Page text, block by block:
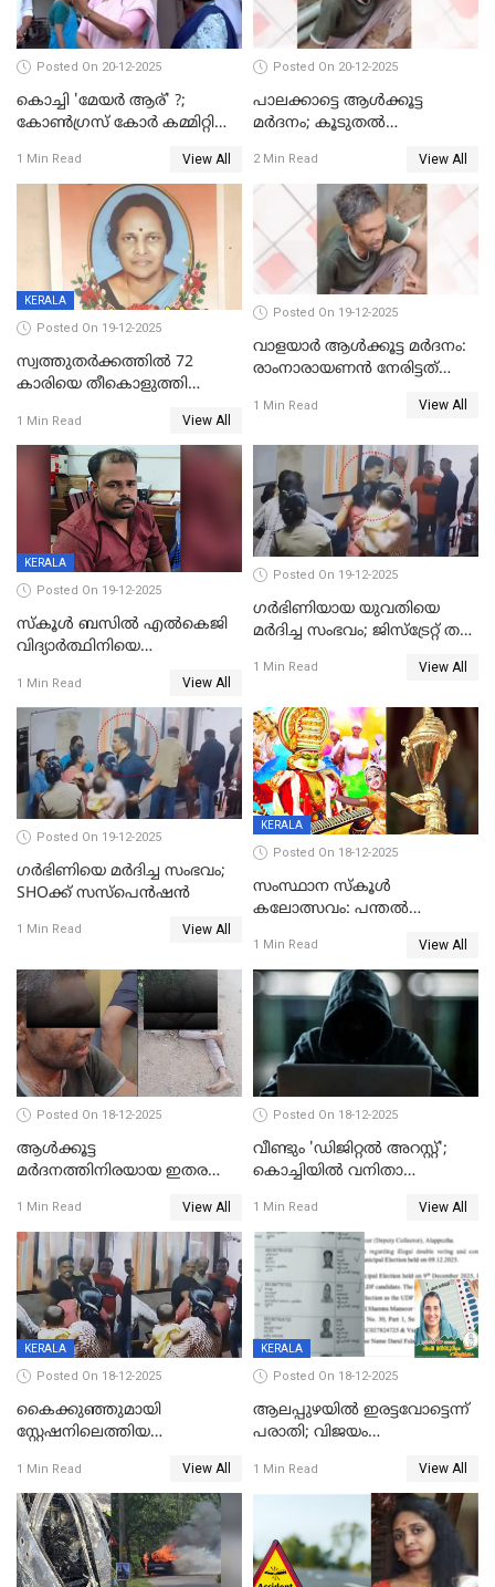
Posted On 20-12-2025
കൊച്ചി 'മേയർ ആര്' ?;
കോണ്‍ഗ്രസ് കോര്‍ കമ്മിറ്റി
1 Min Read View All
Posted On 20-12-2025
പാലക്കാട്ടെ ആള്‍ക്കൂട്ട
മര്‍ദനം; കൂടുതല്‍
അംഗ സംഘമെന്ന് വിവരം
2 Min Read View All
KERALA
Posted On 19-12-2025
സ്വത്തുതര്‍ക്കത്തില്‍ 72
കാരിയെ തീകൊളുത്തി
ക്രൂരകൊലപാതകത്തില്‍
സഹോദരിപുത്രന് ജീവപര്യന്തം
1 Min Read View All
Posted On 19-12-2025
വാളയാർ ആൾക്കൂട്ട മർദനം:
രാംനാരായണൻ നേരിട്ടത്
നാൽപ്പതിലേറെ
റിപ്പോർട്ട്
1 Min Read View All
KERALA
Posted On 19-12-2025
സ്കൂൾ ബസിൽ എൽകെജി
വിദ്യാര്‍ത്ഥിനിയെ
ക്ലീനര്‍ പിടിയിൽ
1 Min Read View All
Posted On 19-12-2025
ഗര്‍ഭിണിയായ യുവതിയെ
മര്‍ദിച്ച സംഭവം; ജിസ്‌ട്രേറ്റ് തല
യുവതി
1 Min Read View All
Posted On 19-12-2025
ഗര്‍ഭിണിയെ മർദിച്ച സംഭവം;
SHOക്ക് സസ്പെൻഷൻ
1 Min Read View All
KERALA
Posted On 18-12-2025
സംസ്ഥാന സ്കൂൾ
കലോത്സവം: പന്തൽ
1 Min Read View All
Posted On 18-12-2025
ആൾക്കൂട്ട
മർദനത്തിനിരയായ ഇതര
നടുക്കുന്ന സംഭവം
വാളയാറിൽ
1 Min Read View All
Posted On 18-12-2025
വീണ്ടും 'ഡിജിറ്റല്‍ അറസ്റ്റ്';
കൊച്ചിയില്‍ വനിതാ
കോടി രൂപ
1 Min Read View All
KERALA
Posted On 18-12-2025
കൈക്കുഞ്ഞുമായി
സ്റ്റേഷനിലെത്തിയ
കരണത്തടിച്ചു; CC ടിവി
ദൃശ്യങ്ങൾ പുറത്ത്
1 Min Read View All
KERALA
Posted On 18-12-2025
ആലപ്പുഴയിൽ ഇരട്ടവോട്ടെന്ന്
പരാതി; വിജയം
വാർഡിലെ എൽഡിഎഫ്
സ്ഥാനാർത്ഥി
1 Min Read View All